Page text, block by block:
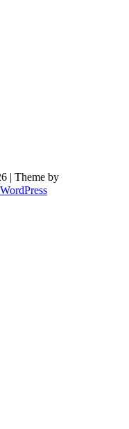
| Theme by